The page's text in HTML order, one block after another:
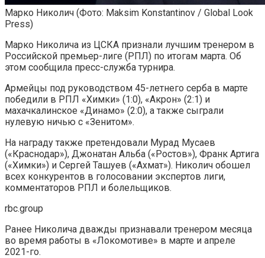
Марко Николич (Фото: Maksim Konstantinov / Global Look
Press)
Марко Николича из ЦСКА признали лучшим тренером в
Российской премьер-лиге (РПЛ) по итогам марта. Об
этом сообщила пресс-служба турнира.
Армейцы под руководством 45-летнего серба в марте
победили в РПЛ «Химки» (1:0), «Акрон» (2:1) и
махачкалинское «Динамо» (2:0), а также сыграли
нулевую ничью с «Зенитом».
На награду также претендовали Мурад Мусаев
(«Краснодар»), Джонатан Альба («Ростов»), Франк Артига
(«Химки») и Сергей Ташуев («Ахмат»). Николич обошел
всех конкурентов в голосовании экспертов лиги,
комментаторов РПЛ и болельщиков.
rbc.group
Ранее Николича дважды признавали тренером месяца
во время работы в «Локомотиве» в марте и апреле
2021-го.